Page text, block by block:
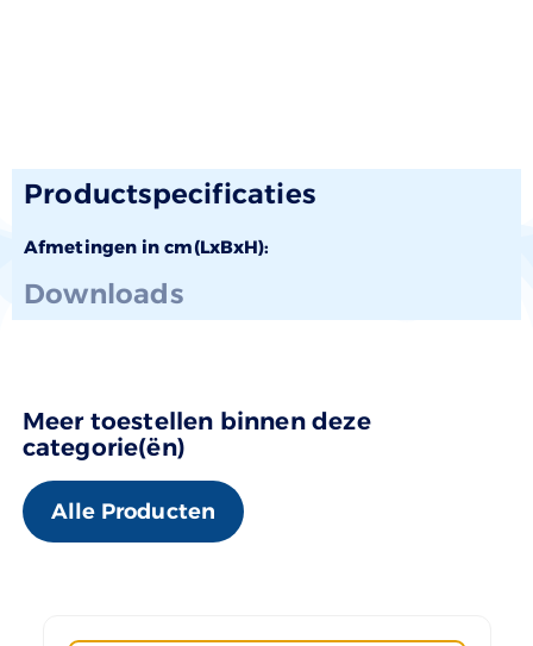
Productspecificaties
Afmetingen in cm(LxBxH):
Downloads
Meer toestellen binnen deze
categorie(ën)
Alle Producten